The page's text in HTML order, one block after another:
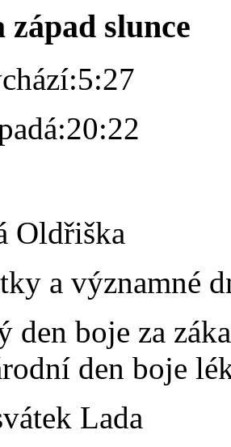
západ slunce
5:27
20:22
Oldřiška
a významné
den boje za
den boje
Lada